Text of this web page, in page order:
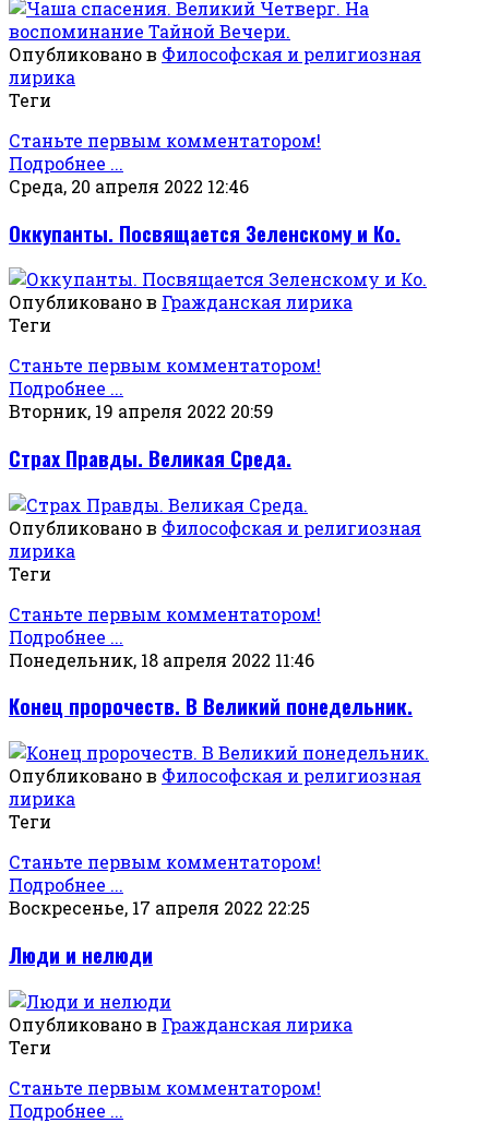
Опубликовано в Философская и религиозная
лирика
Теги
Станьте первым комментатором!
Подробнее ...
Среда, 20 апреля 2022 12:46
Оккупанты. Посвящается Зеленскому и Ко.
Опубликовано в Гражданская лирика
Теги
Станьте первым комментатором!
Подробнее ...
Вторник, 19 апреля 2022 20:59
Страх Правды. Великая Среда.
Опубликовано в Философская и религиозная
лирика
Теги
Станьте первым комментатором!
Подробнее ...
Понедельник, 18 апреля 2022 11:46
Конец пророчеств. В Великий понедельник.
Опубликовано в Философская и религиозная
лирика
Теги
Станьте первым комментатором!
Подробнее ...
Воскресенье, 17 апреля 2022 22:25
Люди и нелюди
Опубликовано в Гражданская лирика
Теги
Станьте первым комментатором!
Подробнее ...